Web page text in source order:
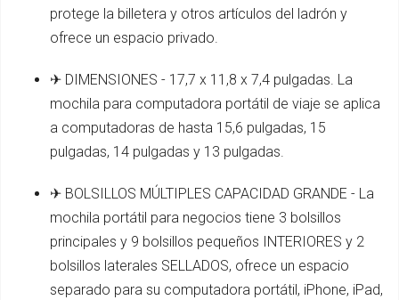
protege la billetera y otros artículos del ladrón y
ofrece un espacio privado.
✈ DIMENSIONES - 17,7 x 11,8 x 7,4 pulgadas. La
mochila para computadora portátil de viaje se aplica
a computadoras de hasta 15,6 pulgadas, 15
pulgadas, 14 pulgadas y 13 pulgadas.
✈ BOLSILLOS MÚLTIPLES CAPACIDAD GRANDE - La
mochila portátil para negocios tiene 3 bolsillos
principales y 9 bolsillos pequeños INTERIORES y 2
bolsillos laterales SELLADOS, ofrece un espacio
separado para su computadora portátil, iPhone, iPad,